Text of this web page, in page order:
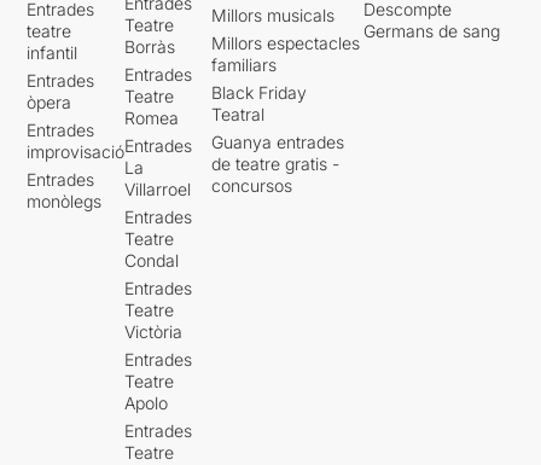
Entrades
teatre
infantil
Entrades
òpera
Entrades
improvisació
Entrades
monòlegs
Teatre
Borràs
Entrades
Teatre
Romea
Entrades
La
Villarroel
Entrades
Teatre
Condal
Entrades
Teatre
Victòria
Entrades
Teatre
Apolo
Entrades
Teatre
Millors musicals
Millors espectacles
familiars
Black Friday
Teatral
Guanya entrades
de teatre gratis -
concursos
Descompte
Germans de sang